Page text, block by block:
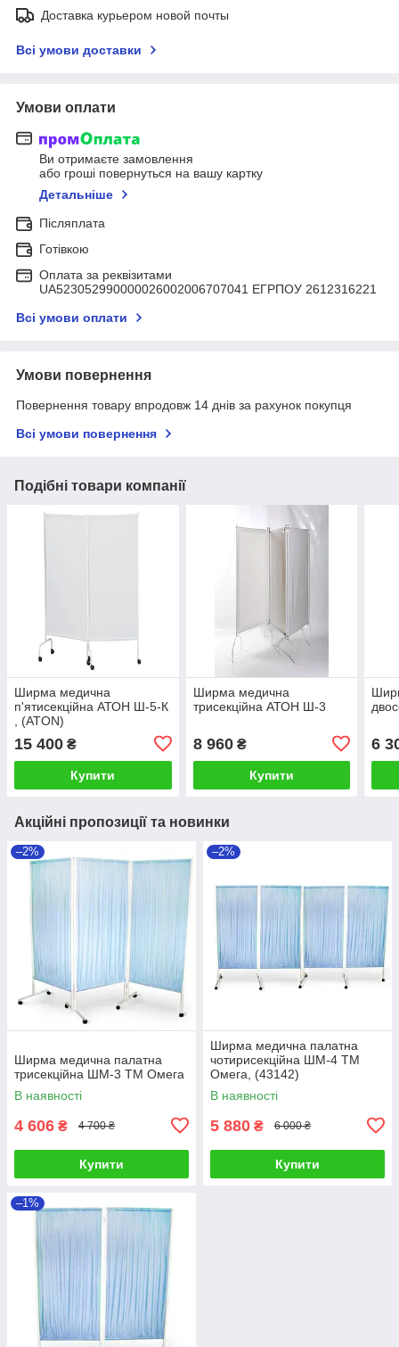
Доставка курьером новой почты
Всі умови доставки
Умови оплати
Ви отримаєте замовлення
або гроші повернуться на вашу картку
Детальніше
Післяплата
Готівкою
Оплата за реквізитами
UA523052990000026002006707041 ЕГРПОУ 2612316221
Всі умови оплати
Умови повернення
Повернення товару впродовж 14 днів за рахунок покупця
Всі умови повернення
Подібні товари компанії
Ширма медична
п'ятисекційна АТОН Ш-5-К
, (ATON)
15 400 ₴
Купити
Ширма медична
трисекційна АТОН Ш-3
8 960₴
Купити
6
Акційні пропозиції та новинки
–2%
Ширма медична палатна
трисекційна ШМ-3 ТМ Омега
В наявності
4 606 ₴ 4 700 ₴
Купити
–2%
Ширма медична палатна
чотирисекційна ШМ-4 ТМ
Омега, (43142)
В наявності
5 880 ₴ 6 000 ₴
Купити
–1%